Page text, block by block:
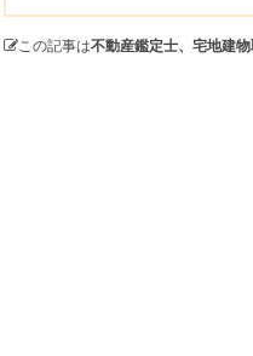
この記事は不動産鑑定士、宅地建